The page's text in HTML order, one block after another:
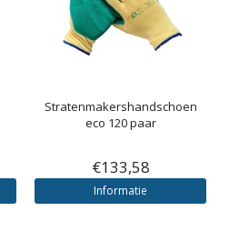
Stratenmakershandschoen
eco 120 paar
€133,58
Informatie